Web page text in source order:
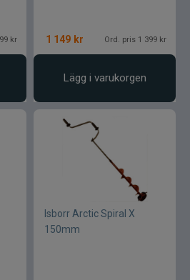
kr 1 149 kr Ord. pris 1 399 kr
Lägg i varukorgen
Isborr Arctic Spiral X
150mm